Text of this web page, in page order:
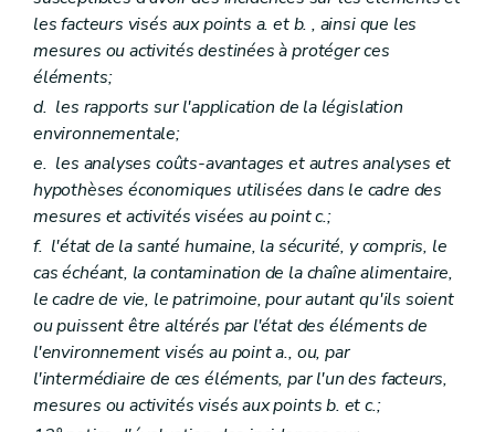
Art. D107
Art. D108
Art. D109
Art. D111
Titre VI
Obligations de l'exploitant
Chapitre premier
Art. D112
Chapitre II Action de réparation
Art. D113
Titre VII Missions de l'autorité compétente
Art. D114
Art. D115
Art. D116
Art. D117
Art. D118
Art. D119
Art. D120
Art. D121
Titre VIII Coûts liés à la prévention et à la réparation
les facteurs visés aux points a. etb. , ainsi que les
mesures ou activités destinées à protéger ces
éléments;
d. les rapports sur l'application de la législation
environnementale;
e. les analyses coûts-avantages et autres analyses et
hypothèses économiques utilisées dans le cadre des
mesures et activités visées au pointc.;
f. l'état de la santé humaine, la sécurité, y compris, le
cas échéant, la contamination de la chaîne alimentaire,
le cadre de vie, le patrimoine, pour autant qu'ils soient
ou puissent être altérés par l'état des éléments de
l'environnement visés au point a., ou, par
l'intermédiaire de ces éléments, par l'un des facteurs,
mesures ou activités visés aux pointsb. etc.;